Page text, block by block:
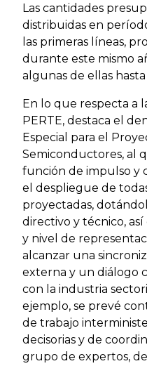
Las cantidades
distribuidas en
las primeras líneas,
durante este mismo
algunas de ellas
En lo que respecta a
PERTE, destaca el
Especial para el
Semiconductores, al
función de impulso y
el despliegue de
proyectadas,
directivo y técnico,
y nivel de
alcanzar una
externa y un diálogo
con la industria
ejemplo, se prevé
de trabajo
decisorias y de
grupo de expertos,